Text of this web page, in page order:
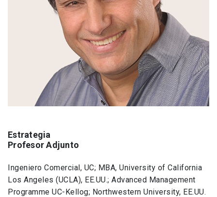
Estrategia
Profesor Adjunto
Ingeniero Comercial, UC; MBA, University of California
Los Angeles (UCLA), EE.UU.; Advanced Management
Programme UC-Kellog; Northwestern University, EE.UU.